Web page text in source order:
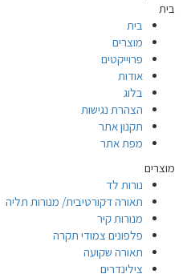
בית
בית
מוצרים
פרוייקטים
אודות
בלוג
הצהרת נגישות
תקנון אתר
מפת אתר
מוצרים
נורות לד
תאורה דקורטיבית/ מנורות תליה
מנורות קיר
פלפונים צמודי תקרה
תאורה שקועה
צילינדרים